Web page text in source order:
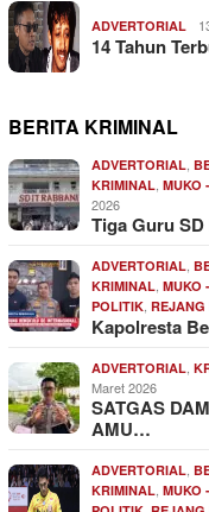
ADVERTORIAL
14 Tahun
BERITA KRIMINAL
ADVERTORIAL
KRIMINAL MUKO
2026
Tiga Guru
ADVERTORIAL
KRIMINAL MUKO
POLITIK REJANG
Kapolresta
ADVERTORIAL
Maret 2026
SATGAS
AMU…
ADVERTORIAL
KRIMINAL MUKO